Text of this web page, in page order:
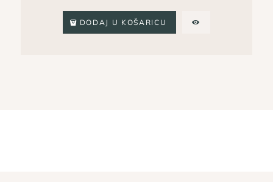
DODAJ U KOŠARICU